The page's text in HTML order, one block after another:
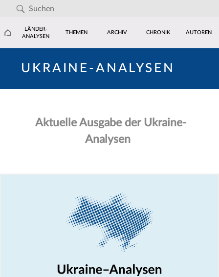
LÄNDER-
ANALYSEN
THEMEN ARCHIV CHRONIK AUTOREN
UKRAINE-ANALYSEN
Aktuelle Ausgabe der Ukraine-
Analysen